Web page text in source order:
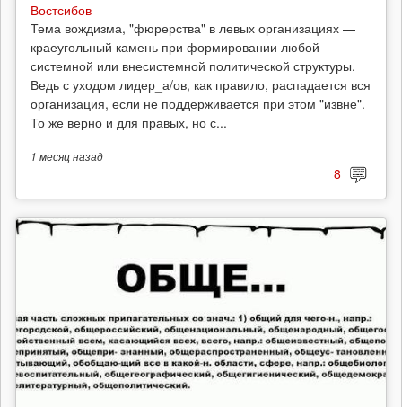
Востсибов
Тема вождизма, "фюрерства" в левых организациях —
краеугольный камень при формировании любой
системной или внесистемной политической структуры.
Ведь с уходом лидер_а/ов, как правило, распадается вся
организация, если не поддерживается при этом "извне".
То же верно и для правых, но с...
1 месяцназад
8